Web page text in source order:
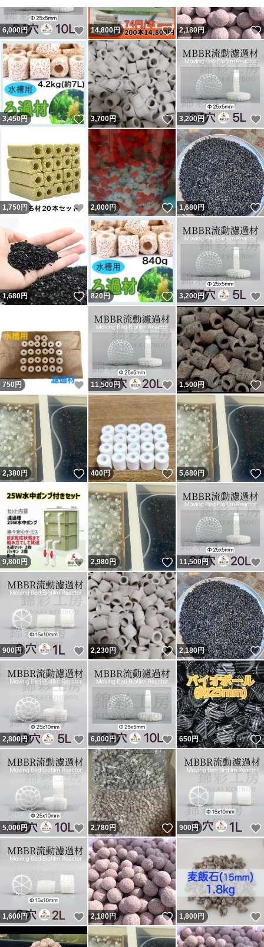
6,000円 いいね！
14,800円 いいね！
2,180円
3,450円 いいね！
3,700円 いいね！
3,200円
1,750 円 いいね！
2,000円 いいね！
1,680円
1,680円 いいね！
820 円 いいね！
3,200円
750 円 いいね！
11,500円 いいね！
1,500円
2,380円 いいね！
400円 いいね！
5,680円
9,800円 いいね！
2,980円 いいね！
11,500円
900円 いいね！
2,230円 いいね！
2,180円
2,800円 いいね！
6,000円 いいね！
650円
5,000円 いいね！
2,780円 いいね！
900円
1,600円 いいね！
2,180円 いいね！
1,800円